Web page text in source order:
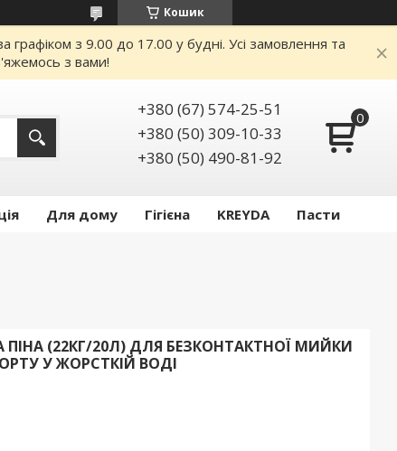
Кошик
з 9.00 до 17.00 у будні. Усі замовлення та
з вами!
+380 (67) 574-25-51
+380 (50) 309-10-33
+380 (50) 490-81-92
Для дому Гігієна KREYDA Пасти
(22КГ/20Л) ДЛЯ БЕЗКОНТАКТНОЇ МИЙКИ
У ЖОРСТКІЙ ВОДІ